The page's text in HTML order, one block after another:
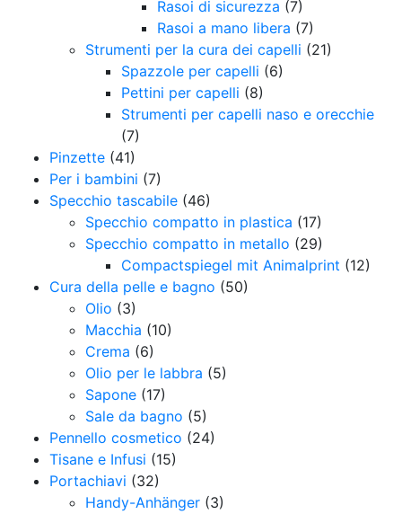
Rasoi di sicurezza (7)
Rasoi a mano libera (7)
Strumenti per la cura dei capelli (21)
Spazzole per capelli (6)
Pettini per capelli (8)
Strumenti per capelli naso e orecchie
(7)
Pinzette (41)
Per i bambini (7)
Specchio tascabile (46)
Specchio compatto in plastica (17)
Specchio compatto in metallo (29)
Compactspiegel mit Animalprint (12)
Cura della pelle e bagno (50)
Olio (3)
Macchia (10)
Crema (6)
Olio per le labbra (5)
Sapone (17)
Sale da bagno (5)
Pennello cosmetico (24)
Tisane e Infusi (15)
Portachiavi (32)
Handy-Anhänger (3)